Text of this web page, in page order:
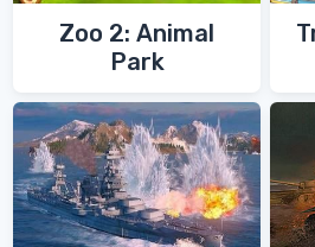
Zoo 2: Animal
Park